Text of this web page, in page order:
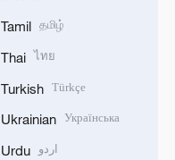
Tamil தமிழ்
Thai ไทย
Turkish Türkçe
Ukrainian Українська
Urdu اردو